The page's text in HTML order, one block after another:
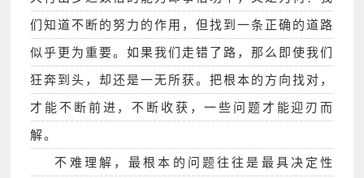
们知道不断的努力的作用，但找到一条正确的道路
似乎更为重要。如果我们走错了路，那么即使我们
狂奔到头，却还是一无所获。把根本的方向找对，
才能不断前进，不断收获，一些问题才能迎刃而
解。
不难理解，最根本的问题往往是最具决定性